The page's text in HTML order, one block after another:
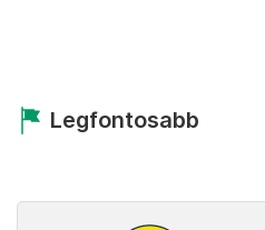
Kövess minket